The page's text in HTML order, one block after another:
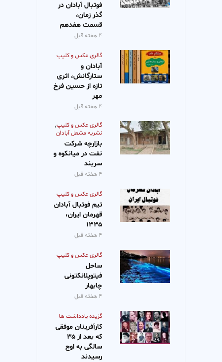
فوتبال آبادان در
گذر زمان،
قسمت هفدهم
۴ هفته قبل
گالری عکس و کلیپ
آبادان و
ستارگانش، اثری
تازه از حسین فرخ
مهر
۴ هفته قبل
گالری عکس و کلیپ,
نشریه مشعل آبادان
بازارچه شرکت
نفت در میانکوه و
سربند
۴ هفته قبل
گالری عکس و کلیپ
تیم فوتبال آبادان
قهرمان ایران،
۱۳۳۵
۴ هفته قبل
گالری عکس و کلیپ
ساحل
فیتوپلانکتونی
چابهار
۴ هفته قبل
گزیده یادداشت ها
کارآفرینان موفقی
که بعد از ۳۵
سالگی به اوج
رسیدند